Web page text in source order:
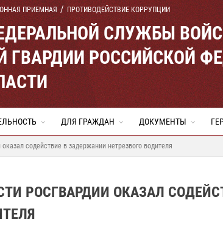
ПРИЕМНАЯ ПРОТИВОДЕЙСТВИЕ КОРРУПЦИИ
СЛУЖБЫ
ГВАРДИИ РОССИЙСКОЙ
ДЛЯ ГРАЖДАН ДОКУМЕНТЫ
содействие в задержании нетрезвого водителя
РОСГВАРДИИ ОКАЗАЛ